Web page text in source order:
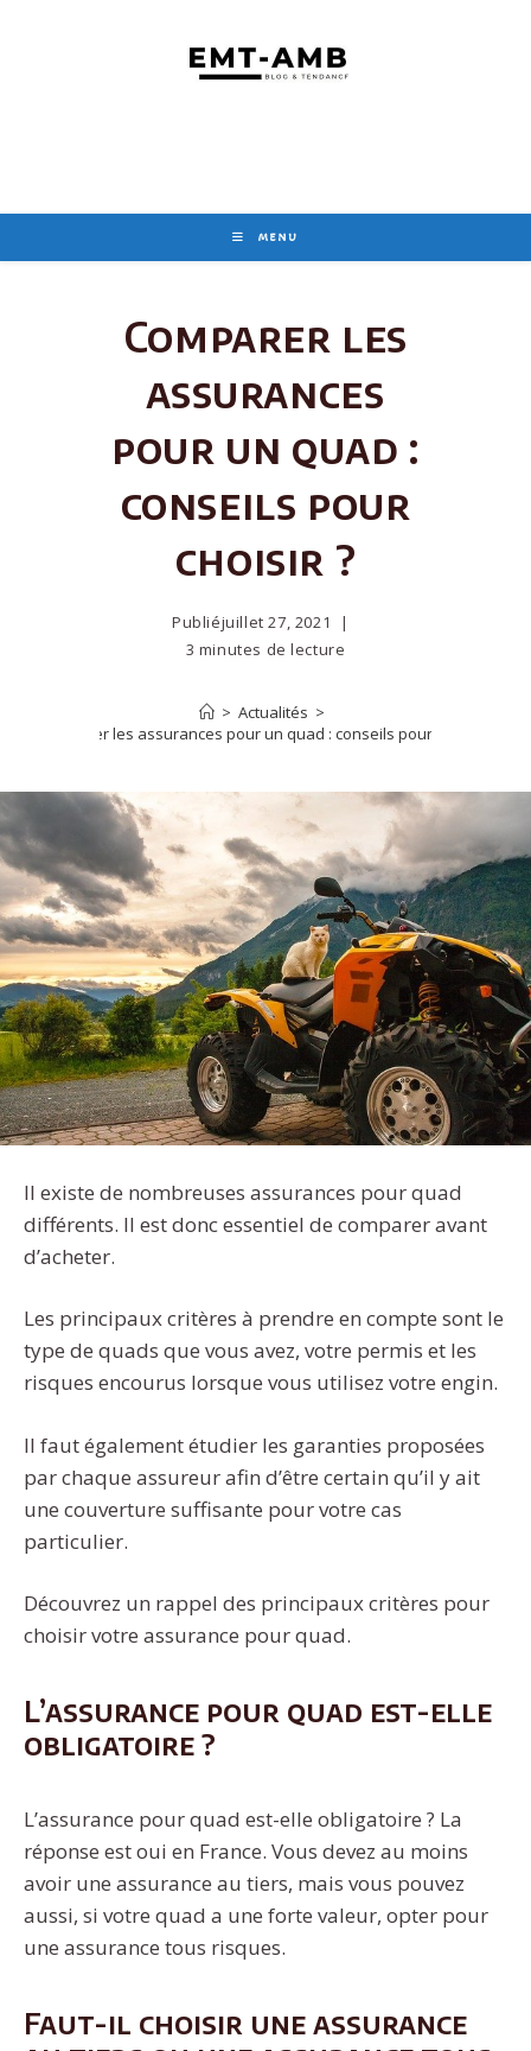
MENU
Comparer les
assurances
pour un quad :
conseils pour
choisir ?
Publiéjuillet 27, 2021
3 minutes de lecture
> Actualités >
Comparer les assurances pour un quad : conseils pour choisir ?
Il existe de nombreuses assurances pour quad
différents. Il est donc essentiel de comparer avant
d’acheter.
Les principaux critères à prendre en compte sont le
type de quads que vous avez, votre permis et les
risques encourus lorsque vous utilisez votre engin.
Il faut également étudier les garanties proposées
par chaque assureur afin d’être certain qu’il y ait
une couverture suffisante pour votre cas
particulier.
Découvrez un rappel des principaux critères pour
choisir votre assurance pour quad.
L’assurance pour quad est-elle
obligatoire ?
L’assurance pour quad est-elle obligatoire ? La
réponse est oui en France. Vous devez au moins
avoir une assurance au tiers, mais vous pouvez
aussi, si votre quad a une forte valeur, opter pour
une assurance tous risques.
Faut-il choisir une assurance